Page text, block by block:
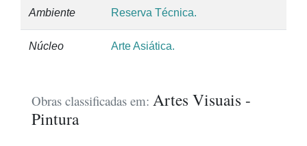
Ambiente Reserva Técnica.
Núcleo Arte Asiática.
Obras classificadas em: Artes Visuais -
Pintura